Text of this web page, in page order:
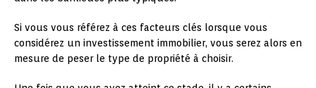
Si vous vous référez à ces facteurs clés lorsque vous
considérez un investissement immobilier, vous serez alors en
mesure de peser le type de propriété à choisir.